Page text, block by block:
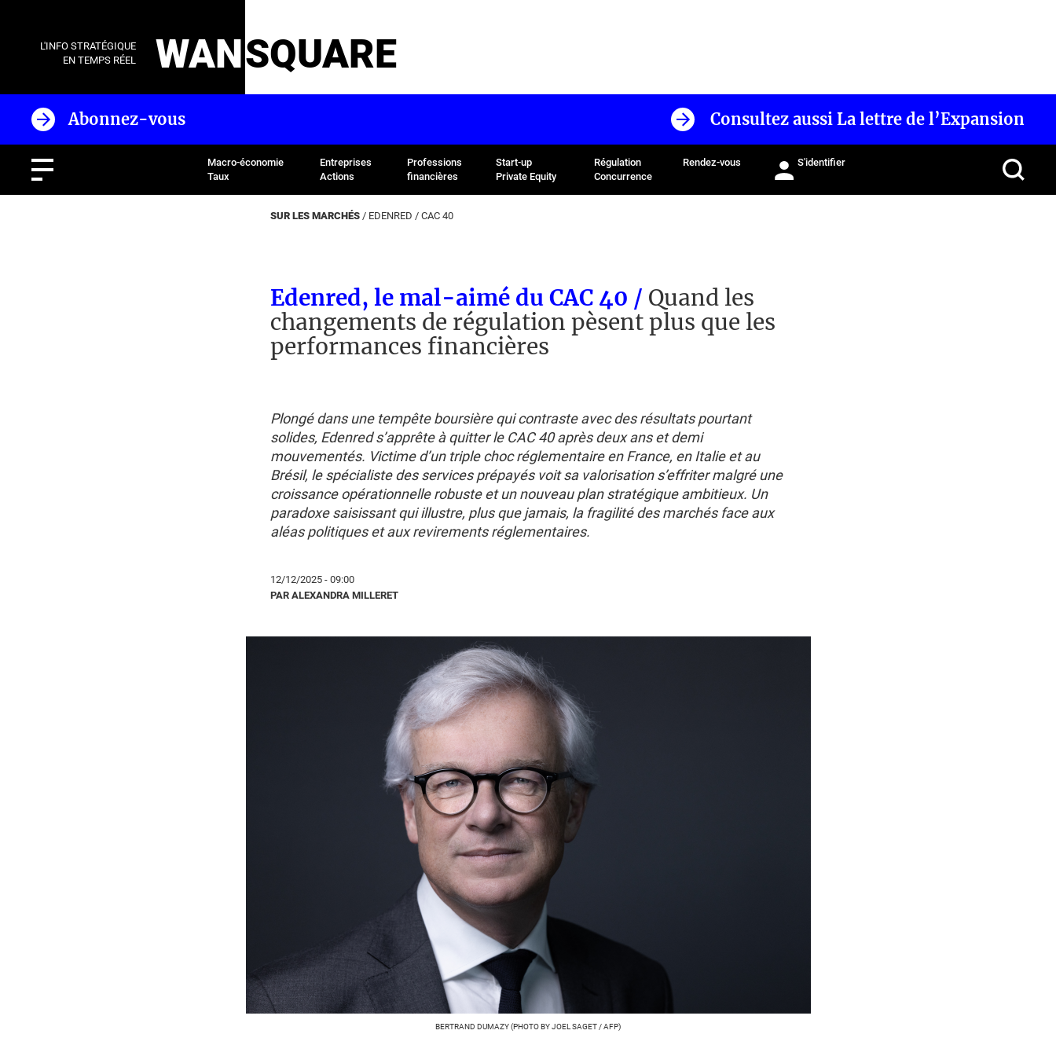
L'INFO STRATÉGIQUE
EN TEMPS RÉEL
WANSQUARE
Abonnez-vous Consultez aussi La lettre de l’Expansion
Macro-économie
Taux
Entreprises
Actions
Professions
financières
Start-up
Private Equity
Régulation
Concurrence
Rendez-vous S'identifier
SUR LES MARCHÉS / EDENRED / CAC 40
Edenred, le mal-aimé du CAC 40 / Quand les
changements de régulation pèsent plus que les
performances financières
Plongé dans une tempête boursière qui contraste avec des résultats pourtant
solides, Edenred s’apprête à quitter le CAC 40 après deux ans et demi
mouvementés. Victime d’un triple choc réglementaire en France, en Italie et au
Brésil, le spécialiste des services prépayés voit sa valorisation s’effriter malgré une
croissance opérationnelle robuste et un nouveau plan stratégique ambitieux. Un
paradoxe saisissant qui illustre, plus que jamais, la fragilité des marchés face aux
aléas politiques et aux revirements réglementaires.
12/12/2025 - 09:00
PAR ALEXANDRA MILLERET
BERTRAND DUMAZY (PHOTO BY JOEL SAGET / AFP)